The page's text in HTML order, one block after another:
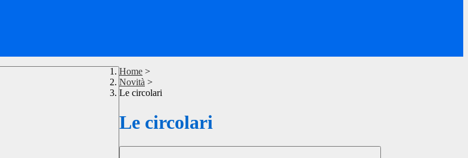
Home >
Novità >
Le circolari
Le circolari